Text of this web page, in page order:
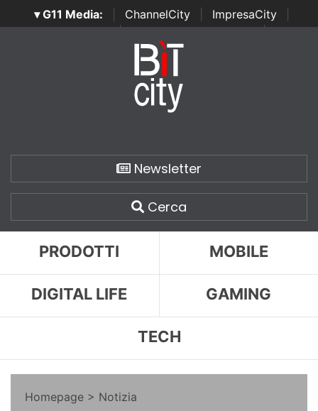
▾ G11 Media: ChannelCity ImpresaCity
SecurityOpenLab | Italian Channel Awards | Italian
Italian Security Awards
Newsletter
Cerca
PRODOTTI MOBILE
DIGITAL LIFE GAMING
TECH
Homepage > Notizia